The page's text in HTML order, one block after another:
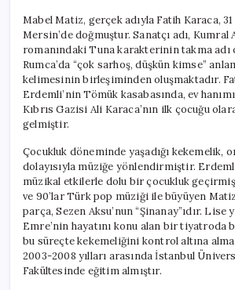
Mabel Matiz, gerçek adıyla Fatih Karaca, 31
Mersin’de doğmuştur. Sanatçı adı, Kumral
romanındaki Tuna karakterinin takma adı
Rumca’da “çok sarhoş, düşkün kimse”
kelimesinin birleşiminden oluşmaktadır.
Erdemli’nin Tömük kasabasında, ev
Kıbrıs Gazisi Ali Karaca’nın ilk çocuğu
gelmiştir.
Çocukluk döneminde yaşadığı kekemelik,
dolayısıyla müziğe yönlendirmiştir.
müzikal etkilerle dolu bir çocukluk
ve 90’lar Türk pop müziği ile büyüyen
parça, Sezen Aksu’nun “Şinanay”ıdır. Lise
Emre’nin hayatını konu alan bir tiyatroda
bu süreçte kekemeliğini kontrol altına
2003-2008 yılları arasında İstanbul
Fakültesinde eğitim almıştır.